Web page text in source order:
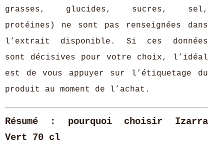
grasses, glucides, sucres, sel,
protéines) ne sont pas renseignées dans
l’extrait disponible. Si ces données
sont décisives pour votre choix, l’idéal
est de vous appuyer sur l’étiquetage du
produit au moment de l’achat.
Résumé : pourquoi choisir Izarra
Vert 70 cl